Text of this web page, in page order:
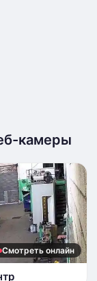
камеры
Смотреть онлайн